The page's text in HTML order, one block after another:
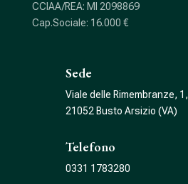
CCIAA/REA: MI 2098869
Cap.Sociale: 16.000 €
Sede
Viale delle Rimembranze, 1,
21052 Busto Arsizio (VA)
Telefono
0331 1783280